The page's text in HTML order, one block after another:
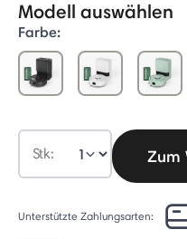
Modell auswählen
Farbe:
Stk: Zum
Unterstützte Zahlungsarten: